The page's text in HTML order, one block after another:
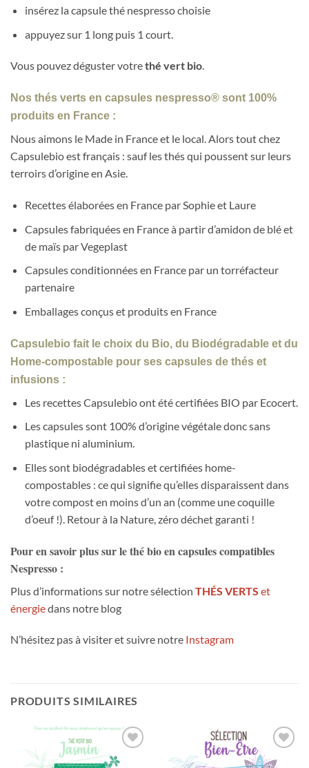
insérez la capsule thé nespresso choisie
appuyez sur 1 long puis 1 court.
Vous pouvez déguster votrethé vert bio.
Nos thés verts en capsules nespresso® sont 100%
produits en France :
Nous aimons le Made in France et le local. Alors tout chez
Capsulebio est français : sauf les thés qui poussent sur leurs
terroirs d’origine en Asie.
Recettes élaborées en France par Sophie et Laure
Capsules fabriquées en France à partir d’amidon de blé et
de maïs par Vegeplast
Capsules conditionnées en France par un torréfacteur
partenaire
Emballages conçus et produits en France
Capsulebio fait le choix du Bio, du Biodégradable et du
Home-compostable pour ses capsules de thés et
infusions :
Les recettes Capsulebio ont été certifiées BIO par Ecocert.
Les capsules sont 100% d’origine végétale donc sans
plastique ni aluminium.
Elles sont biodégradables et certifiées home-
compostables : ce qui signifie qu’elles disparaissent dans
votre compost en moins d’un an (comme une coquille
d’oeuf !). Retour à la Nature, zéro déchet garanti !
Pour en savoir plus sur lethé bioen capsules compatibles
Nespresso :
Plus d’informations sur notre sélection THÉS VERTS et
énergiedans notre blog
N’hésitez pas à visiter et suivre notre Instagram
PRODUITS SIMILAIRES
Ajouter
Ajouter